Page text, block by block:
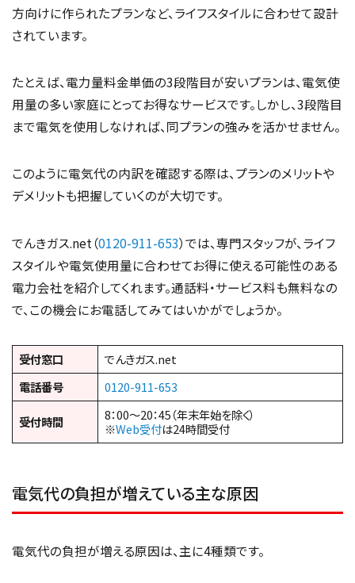
方向けに作られたプランなど、ライフスタイルに合わせて設計
されています。
たとえば、電力量料金単価の3段階目が安いプランは、電気使
用量の多い家庭にとってお得なサービスです。しかし、3段階目
まで電気を使用しなければ、同プランの強みを活かせません。
このように電気代の内訳を確認する際は、プランのメリットや
デメリットも把握していくのが大切です。
でんきガス.net（0120-911-653）では、専門スタッフが、ライフ
スタイルや電気使用量に合わせてお得に使える可能性のある
電力会社を紹介してくれます。通話料・サービス料も無料なの
で、この機会にお電話してみてはいかがでしょうか。
受付窓口
でんきガス.net
電話番号
0120-911-653
受付時間
8：00～20：45（年末年始を除く）
※Web受付は24時間受付
電気代の負担が増えている主な原因
電気代の負担が増える原因は、主に4種類です。